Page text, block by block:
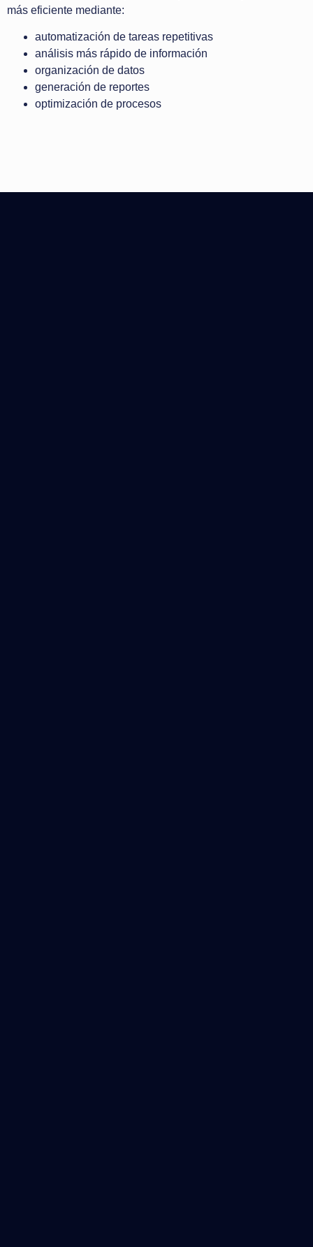
más eficiente mediante:
automatización de tareas repetitivas
análisis más rápido de información
organización de datos
generación de reportes
optimización de procesos